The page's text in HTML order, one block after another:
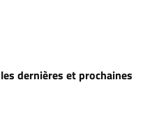
dernières et prochaines